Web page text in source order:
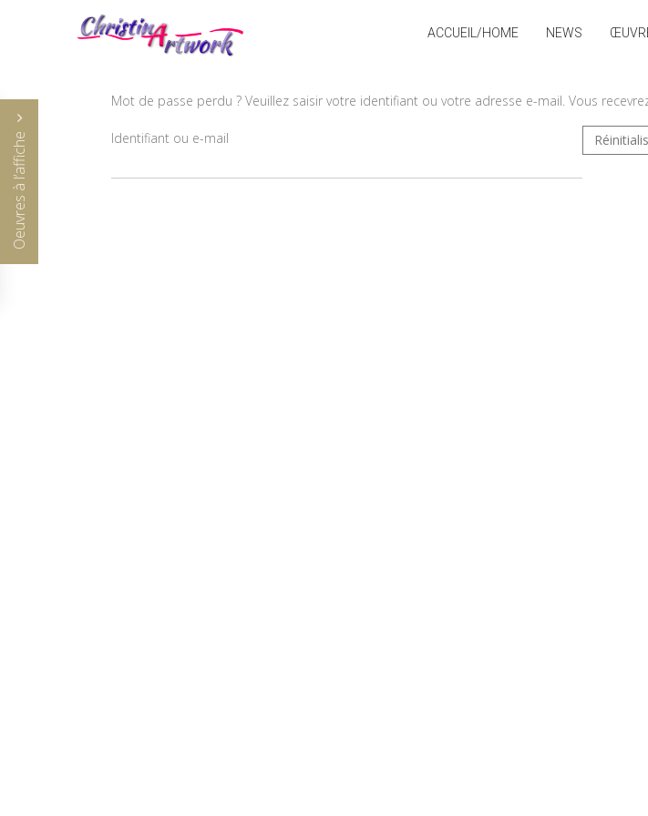
ACCUEIL/HOME NEWS
Oeuvres à l’affiche
Mot de passe perdu ? Veuillez saisir votre identifiant ou votre adresse e-mail. Vous
Identifiant ou e-mail